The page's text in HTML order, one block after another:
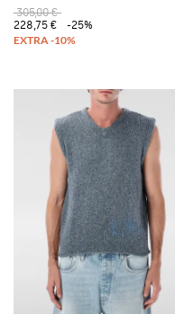
305,00 €
228,75 €
-25%